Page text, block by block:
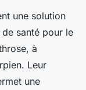
une solution
santé pour le
à
Leur
une